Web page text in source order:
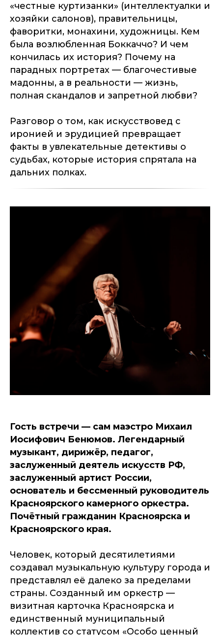
«честные куртизанки» (интеллектуалки и
хозяйки салонов), правительницы,
фаворитки, монахини, художницы. Кем
была возлюбленная Боккаччо? И чем
кончилась их история? Почему на
парадных портретах — благочестивые
мадонны, а в реальности — жизнь,
полная скандалов и запретной любви?
Разговор о том, как искусствовед с
иронией и эрудицией превращает
факты в увлекательные детективы о
судьбах, которые история спрятала на
дальних полках.
Гость встречи — сам маэстро Михаил
Иосифович Бенюмов. Легендарный
музыкант, дирижёр, педагог,
заслуженный деятель искусств РФ,
заслуженный артист России,
основатель и бессменный руководитель
Красноярского камерного оркестра.
Почётный гражданин Красноярска и
Красноярского края.
Человек, который десятилетиями
создавал музыкальную культуру города и
представлял её далеко за пределами
страны. Созданный им оркестр —
визитная карточка Красноярска и
единственный муниципальный
коллектив со статусом «Особо ценный